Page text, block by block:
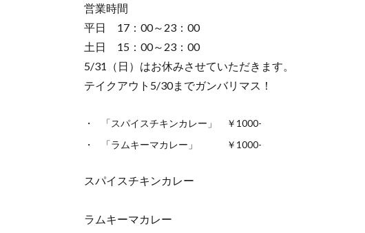
営業時間
平日 17：00～23：00
土日 15：00～23：00
5/31（日）はお休みさせていただきます。
テイクアウト5/30までガンバリマス！
「スパイスチキンカレー」 ￥1000-
「ラムキーマカレー」 ￥1000-
スパイスチキンカレー
ラムキーマカレー